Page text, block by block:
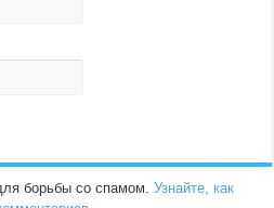
борьбы со спамом.Узнайте, как